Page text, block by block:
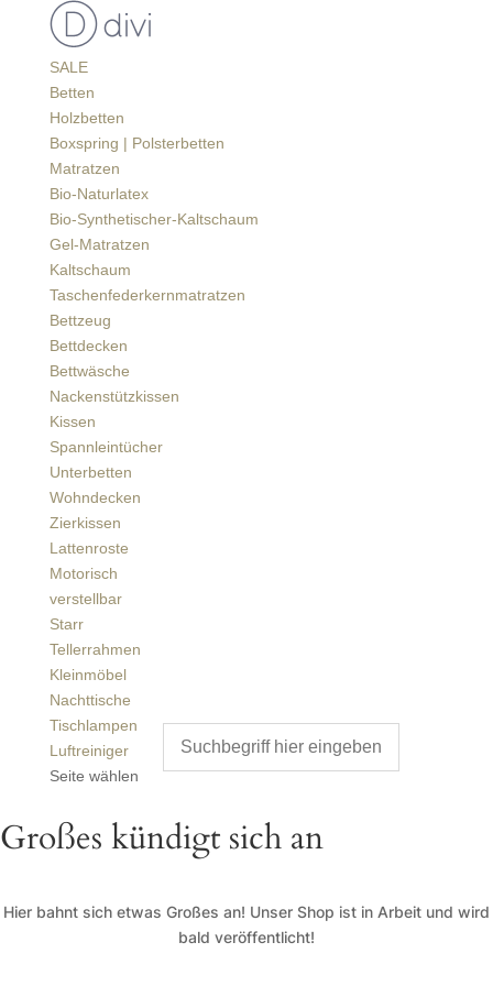
SALE
Betten
Holzbetten
Boxspring | Polsterbetten
Matratzen
Bio-Naturlatex
Bio-Synthetischer-Kaltschaum
Gel-Matratzen
Kaltschaum
Taschenfederkernmatratzen
Bettzeug
Bettdecken
Bettwäsche
Nackenstützkissen
Kissen
Spannleintücher
Unterbetten
Wohndecken
Zierkissen
Lattenroste
Motorisch
verstellbar
Starr
Tellerrahmen
Kleinmöbel
Nachttische
Tischlampen
Luftreiniger
Seite wählen
Großes kündigt sich an
Hier bahnt sich etwas Großes an! Unser Shop ist in Arbeit und wird
bald veröffentlicht!